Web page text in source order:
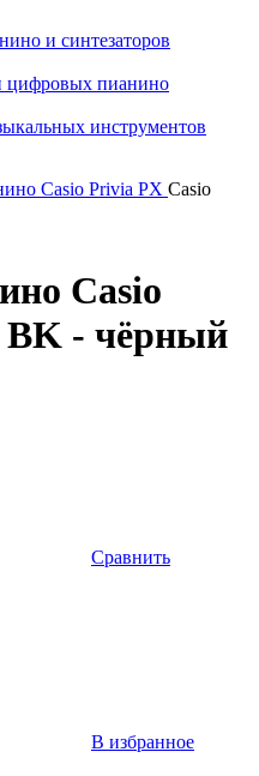
и синтезаторов
цифровых пианино
инструментов
Casio Privia PX Casio
Casio
BK - чёрный
Сравнить
В избранное